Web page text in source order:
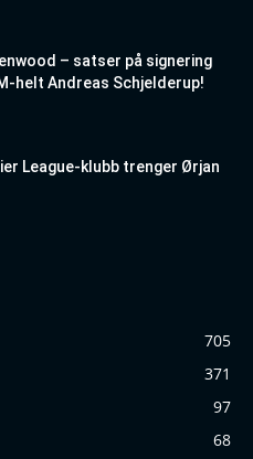
– satser på signering
helt Andreas Schjelderup!
League-klubb trenger Ørjan
705
371
97
68